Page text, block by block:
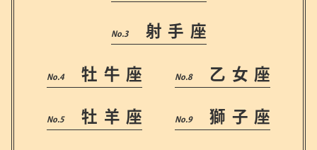
射手座
牡牛座
牡羊座
乙女座
獅子座